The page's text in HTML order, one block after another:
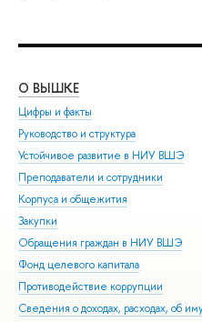
О ВЫШКЕ
Цифры и факты
Руководство и структура
Устойчивое развитие в НИУ ВШЭ
Преподаватели и сотрудники
Корпуса и общежития
Закупки
Обращения граждан в НИУ ВШЭ
Фонд целевого капитала
Противодействие коррупции
Сведения о доходах, расходах, об